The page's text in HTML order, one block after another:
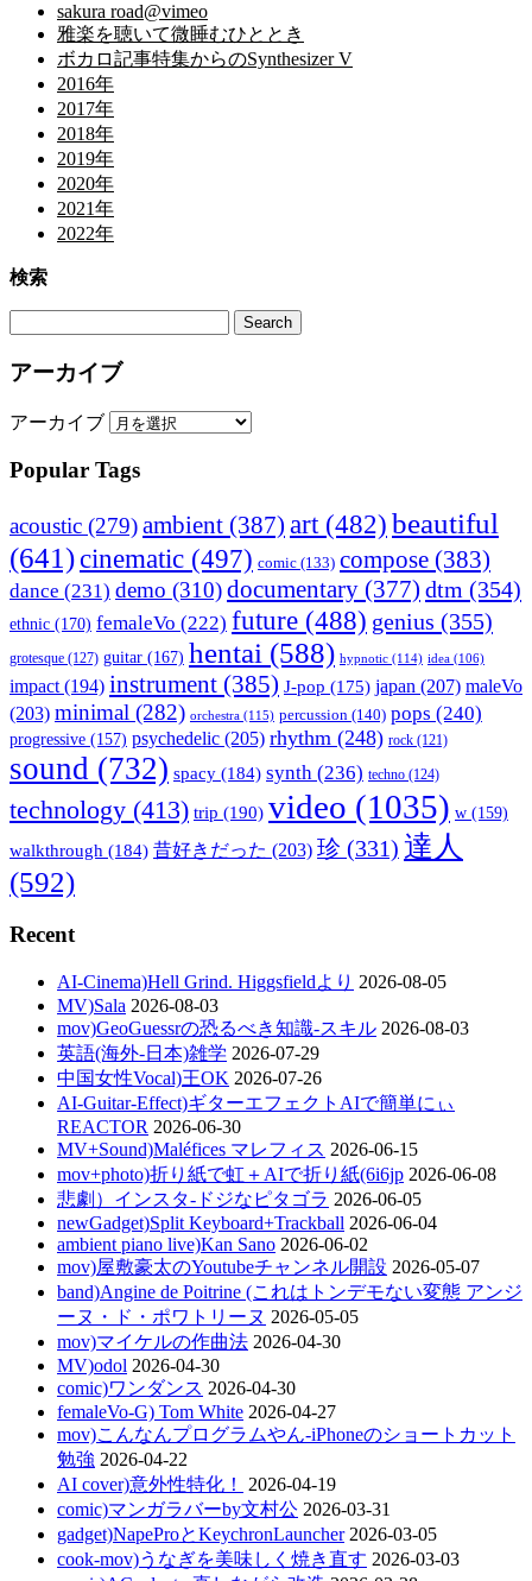
sakura road@vimeo
雅楽を聴いて微睡むひととき
ボカロ記事特集からのSynthesizer V
2016年
2017年
2018年
2019年
2020年
2021年
2022年
検索
アーカイブ
アーカイブ
Popular Tags
acoustic (279)ambient (387) art(482) beautiful
(641)cinematic (497) comic (133) compose (383)
dance (231) demo (310)documentary (377) dtm (354)
ethnic (170) femaleVo (222) future (488) genius (355)
grotesque (127) guitar (167) hentai (588) hypnotic (114) idea (106)
impact (194) instrument (385) J-pop (175) japan (207) maleVo
(203) minimal (282) orchestra (115) percussion (140) pops (240)
progressive (157) psychedelic (205) rhythm (248) rock (121)
sound (732) spacy (184) synth (236) techno (124)
technology (413) trip (190) video (1035) w (159)
walkthrough (184) 昔好きだった (203) 珍 (331) 達人
(592)
Recent
AI-Cinema)Hell Grind. Higgsfieldより 2026-08-05
MV)Sala 2026-08-03
mov)GeoGuessrの恐るべき知識-スキル 2026-08-03
英語(海外-日本)雑学 2026-07-29
中国女性Vocal)王OK 2026-07-26
AI-Guitar-Effect)ギターエフェクトAIで簡単にぃ
REACTOR 2026-06-30
MV+Sound)Maléfices マレフィス 2026-06-15
mov+photo)折り紙で虹＋AIで折り紙(6i6jp 2026-06-08
悲劇）インスタ-ドジなピタゴラ 2026-06-05
newGadget)Split Keyboard+Trackball 2026-06-04
ambient piano live)Kan Sano 2026-06-02
mov)屋敷豪太のYoutubeチャンネル開設 2026-05-07
band)Angine de Poitrine (これはトンデモない変態 アンジ
ーヌ・ド・ポワトリーヌ 2026-05-05
mov)マイケルの作曲法 2026-04-30
MV)odol 2026-04-30
comic)ワンダンス 2026-04-30
femaleVo-G) Tom White 2026-04-27
mov)こんなんプログラムやん-iPhoneのショートカット
勉強 2026-04-22
AI cover)意外性特化！
2026-04-19
comic)マンガラバーby文村公 2026-03-31
gadget)NapeProとKeychronLauncher 2026-03-05
cook-mov)うなぎを美味しく焼き直す 2026-03-03